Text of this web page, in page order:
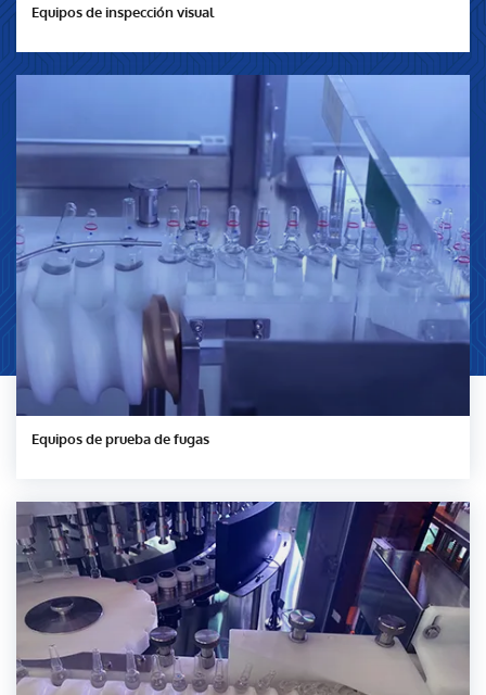
Equipos de inspección visual
Equipos de prueba de fugas